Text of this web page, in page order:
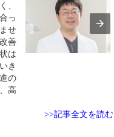
、
っ
せ
善
は
き
の
高
>>記事全文を読む